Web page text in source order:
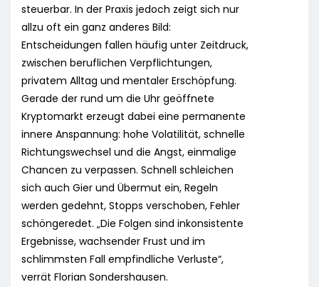
steuerbar. In der Praxis jedoch zeigt sich nur
allzu oft ein ganz anderes Bild:
Entscheidungen fallen häufig unter Zeitdruck,
zwischen beruflichen Verpflichtungen,
privatem Alltag und mentaler Erschöpfung.
Gerade der rund um die Uhr geöffnete
Kryptomarkt erzeugt dabei eine permanente
innere Anspannung: hohe Volatilität, schnelle
Richtungswechsel und die Angst, einmalige
Chancen zu verpassen. Schnell schleichen
sich auch Gier und Übermut ein, Regeln
werden gedehnt, Stopps verschoben, Fehler
schöngeredet. „Die Folgen sind inkonsistente
Ergebnisse, wachsender Frust und im
schlimmsten Fall empfindliche Verluste“,
verrät Florian Sondershausen.